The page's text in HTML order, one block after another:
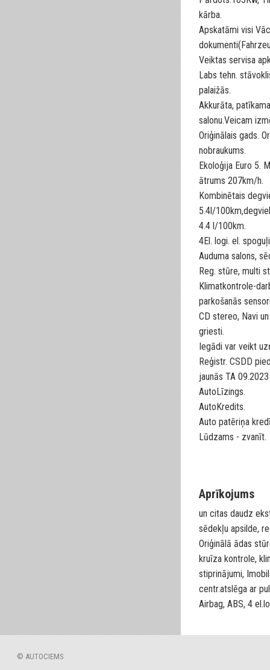
kārba.
Apskatāmi visi
Veiktas servisa
Labs tehn.
palaižās.
Akkurāta,
salonu.Veicam
Oriģinālais gads.
nobraukums.
Ekoloģija Euro 5.
ātrums 207km/h.
Kombinētais
5.4l/
4.4 l/100km.
4El. logi. el.
Auduma salons,
Reg. stūre, multi
Klimatkontrole-
parkošanās
CD stereo, Navi
griesti.
Iegādi var veikt
Reģistr. CSDD
jaunās TA
AutoLīzings.
AutoKredits.
Auto patēriņa
Lūdzams - zvanīt.
Aprīkojums
un citas daudz
sēdekļu apsilde,
Oriģinālā ādas
kruīza kontrole,
stiprinājumi,
centr.atslēga ar
Airbag, ABS, 4
© AUTOCIEMS